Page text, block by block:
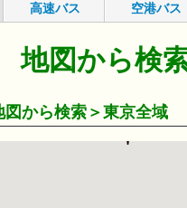
高速バス 空港バス
地図から検
図から検索＞東京全域